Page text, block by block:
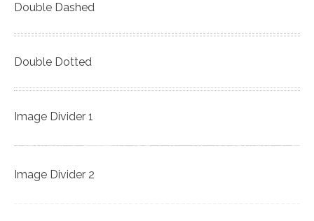
Double Dashed
Double Dotted
Image Divider 1
Image Divider 2